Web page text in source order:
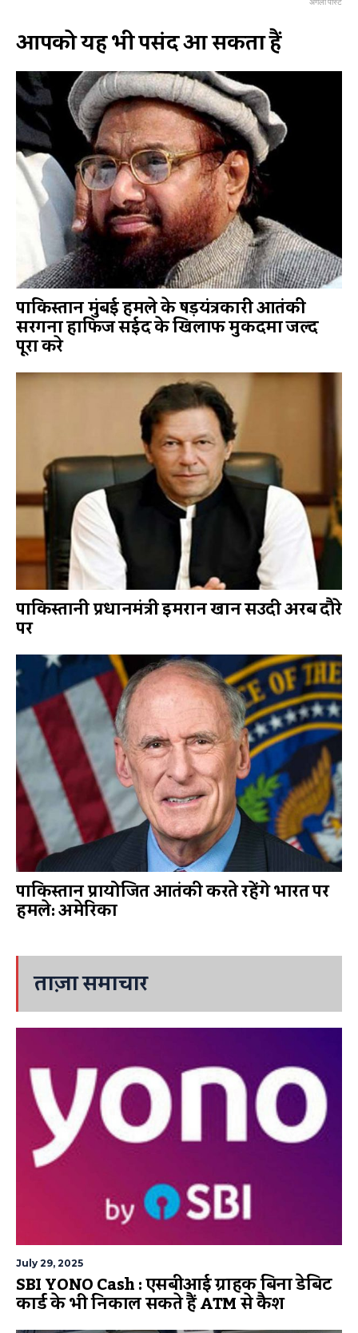
अगली पोस्ट
आपको यह भी पसंद आ सकता हैं
पाकिस्तान मुंबई हमले के षड़यंत्रकारी आतंकी
सरगना हाफिज सईद के खिलाफ मुकदमा जल्द
पूरा करे
पाकिस्तानी प्रधानमंत्री इमरान खान सउदी अरब दौरे
पर
पाकिस्तान प्रायोजित आतंकी करते रहेंगे भारत पर
हमले: अमेरिका
ताज़ा समाचार
July 29, 2025
SBI YONO Cash : एसबीआई ग्राहक बिना डेबिट
कार्ड के भी निकाल सकते हैं ATM से कैश